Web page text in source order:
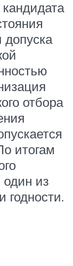
допуска
отбора
итогам
один из
годности.